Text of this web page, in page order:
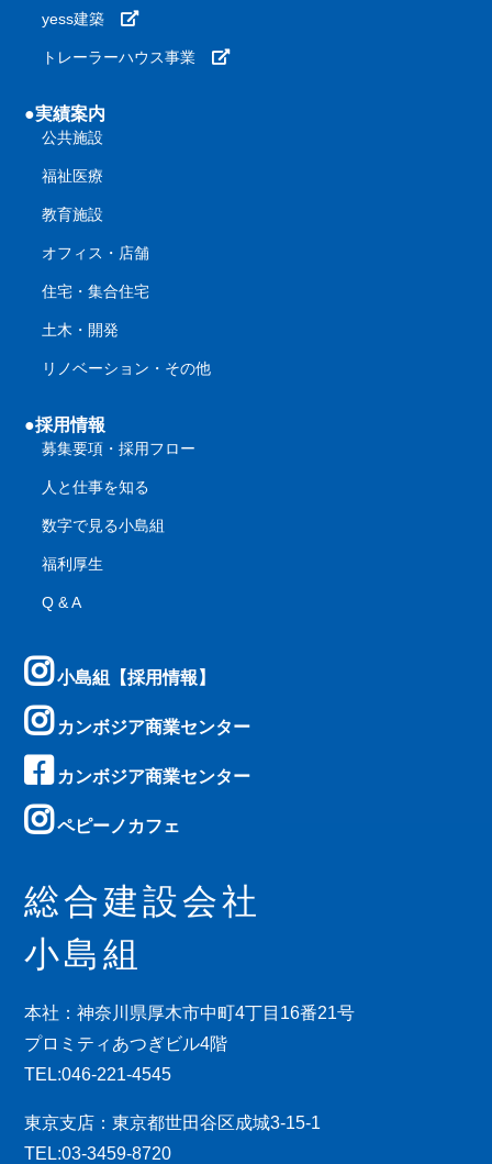
yess建築
トレーラーハウス事業
●実績案内
公共施設
福祉医療
教育施設
オフィス・店舗
住宅・集合住宅
土木・開発
リノベーション・その他
●採用情報
募集要項・採用フロー
人と仕事を知る
数字で見る小島組
福利厚生
Q & A
小島組【採用情報】
カンボジア商業センター
カンボジア商業センター
ペピーノカフェ
総合建設会社
小島組
本社：神奈川県厚木市中町4丁目16番21号
プロミティあつぎビル4階
TEL:046-221-4545
東京支店：東京都世田谷区成城3-15-1
TEL:03-3459-8720